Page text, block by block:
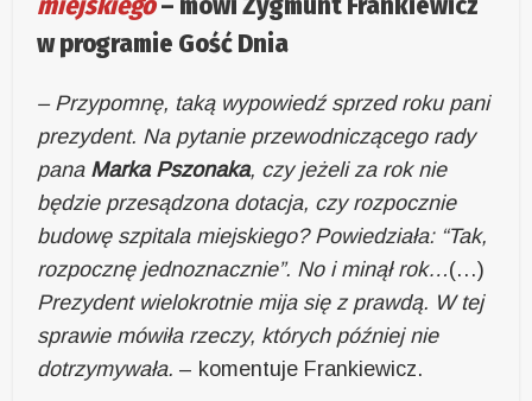
w programie Gość Dnia
– Przypomnę, taką wypowiedź sprzed roku pani
prezydent. Na pytanie przewodniczącego rady
pana Marka Pszonaka, czy jeżeli za rok nie
będzie przesądzona dotacja, czy rozpocznie
budowę szpitala miejskiego? Powiedziała: “Tak,
rozpocznę jednoznacznie”. No i minął rok…(…)
Prezydent wielokrotnie mija się z prawdą. W tej
sprawie mówiła rzeczy, których później nie
dotrzymywała.– komentuje Frankiewicz.